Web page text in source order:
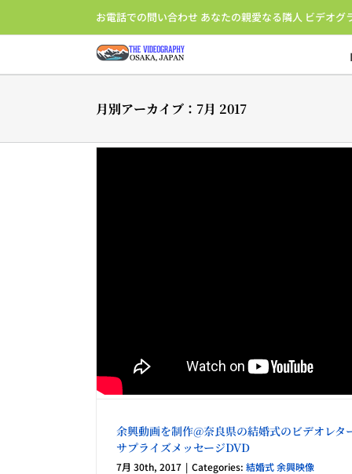
お電話での問い合わせ あなたの親愛なる隣人 ビデオグ
月別アーカイブ： 7月 2017
余興動画を制作@奈良県の結婚式のビデオレタ
サプライズメッセージDVD
7月 30th, 2017 | Categories: 結婚式 余興映像